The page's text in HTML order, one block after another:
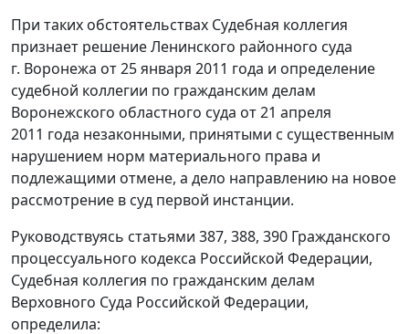
При таких обстоятельствах Судебная коллегия
признает решение Ленинского районного суда
г. Воронежа от 25 января 2011 года и определение
судебной коллегии по гражданским делам
Воронежского областного суда от 21 апреля
2011 года незаконными, принятыми с существенным
нарушением норм материального права и
подлежащими отмене, а дело направлению на новое
рассмотрение в суд первой инстанции.
Руководствуясь статьями 387, 388, 390 Гражданского
процессуального кодекса Российской Федерации,
Судебная коллегия по гражданским делам
Верховного Суда Российской Федерации,
определила: